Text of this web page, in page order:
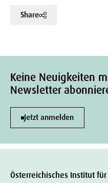
Share
Keine Neuigkeiten
Newsletter
Jetzt anmelden
Österreichisches Institut